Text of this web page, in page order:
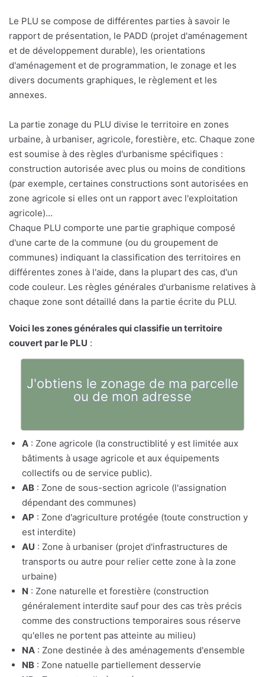
Le PLU se compose de différentes parties à savoir le
rapport de présentation, le PADD (projet d'aménagement
et de développement durable), les orientations
d'aménagement et de programmation, le zonage et les
divers documents graphiques, le règlement et les
annexes.
La partie zonage du PLU divise le territoire en zones
urbaine, à urbaniser, agricole, forestière, etc. Chaque zone
est soumise à des règles d'urbanisme spécifiques :
construction autorisée avec plus ou moins de conditions
(par exemple, certaines constructions sont autorisées en
zone agricole si elles ont un rapport avec l'exploitation
agricole)...
Chaque PLU comporte une partie graphique composé
d'une carte de la commune (ou du groupement de
communes) indiquant la classification des territoires en
différentes zones à l'aide, dans la plupart des cas, d'un
code couleur. Les règles générales d'urbanisme relatives à
chaque zone sont détaillé dans la partie écrite du PLU.
Voici les zones générales qui classifie un territoire
couvert par le PLU :
J'obtiens le zonage de ma parcelle
ou de mon adresse
A : Zone agricole (la constructiblité y est limitée aux
bâtiments à usage agricole et aux équipements
collectifs ou de service public).
AB : Zone de sous-section agricole (l'assignation
dépendant des communes)
AP : Zone d'agriculture protégée (toute construction y
est interdite)
AU : Zone à urbaniser (projet d'infrastructures de
transports ou autre pour relier cette zone à la zone
urbaine)
N : Zone naturelle et forestière (construction
généralement interdite sauf pour des cas très précis
comme des constructions temporaires sous réserve
qu'elles ne portent pas atteinte au milieu)
NA : Zone destinée à des aménagements d'ensemble
NB : Zone natuelle partiellement desservie